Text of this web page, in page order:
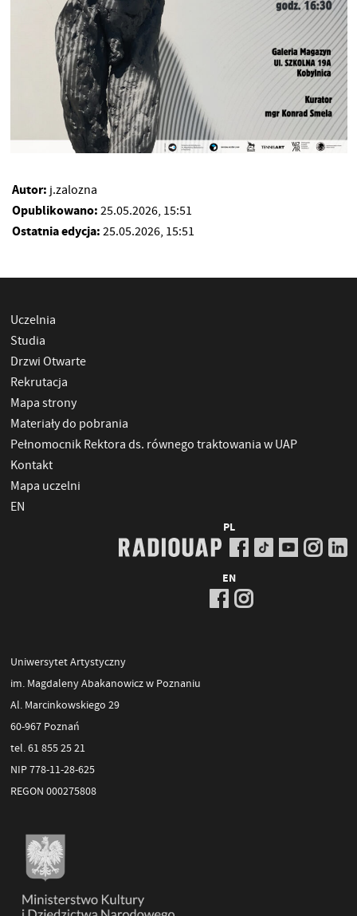
Autor: j.zalozna
Opublikowano: 25.05.2026, 15:51
Ostatnia edycja: 25.05.2026, 15:51
Uczelnia
Studia
Drzwi Otwarte
Rekrutacja
Mapa strony
Materiały do pobrania
Pełnomocnik Rektora ds. równego traktowania w UAP
Kontakt
Mapa uczelni
EN
PL
EN
Uniwersytet Artystyczny
im. Magdaleny Abakanowicz w Poznaniu
Al. Marcinkowskiego 29
60-967 Poznań
tel. 61 855 25 21
NIP 778-11-28-625
REGON 000275808